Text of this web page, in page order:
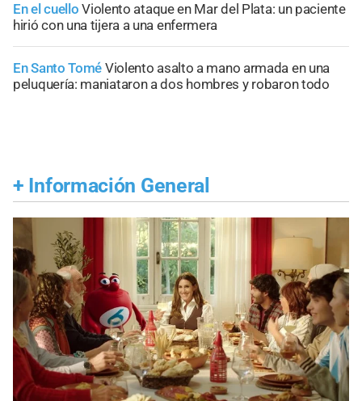
En el cuello Violento ataque en Mar del Plata: un paciente
hirió con una tijera a una enfermera
En Santo Tomé Violento asalto a mano armada en una
peluquería: maniataron a dos hombres y robaron todo
+ Información General